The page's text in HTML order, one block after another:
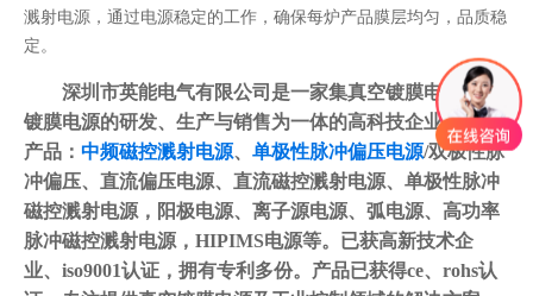
溅射电源，通过电源稳定的工作，确保每炉产品膜层均匀，品质稳
定。
深圳市英能电气有限公司是一家集真空镀膜电源/PVD
镀膜电源的研发、生产与销售为一体的高科技企业，主要
产品： 中频磁控溅射电源、 单极性脉冲偏压电源/双极性脉
冲偏压、直流偏压电源、直流磁控溅射电源、单极性脉冲
磁控溅射电源，阳极电源、离子源电源、弧电源、高功率
脉冲磁控溅射电源，HIPIMS电源等。已获高新技术企
业、iso9001认证，拥有专利多份。产品已获得ce、rohs认